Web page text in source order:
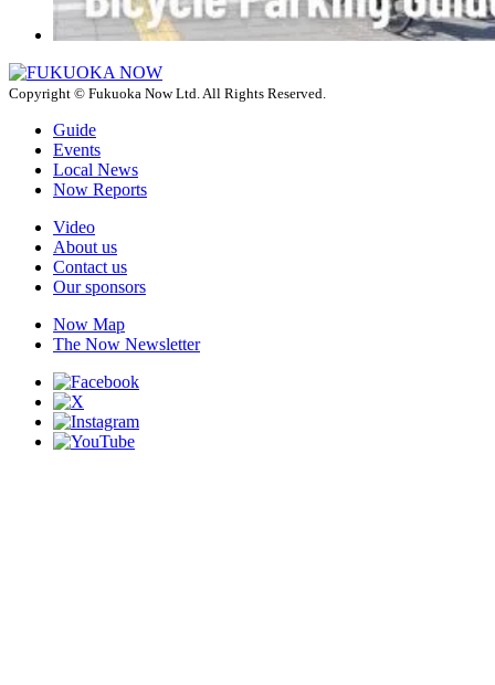
Copyright © Fukuoka Now Ltd. All Rights Reserved.
Guide
Events
Local News
Now Reports
Video
About us
Contact us
Our sponsors
Now Map
The Now Newsletter